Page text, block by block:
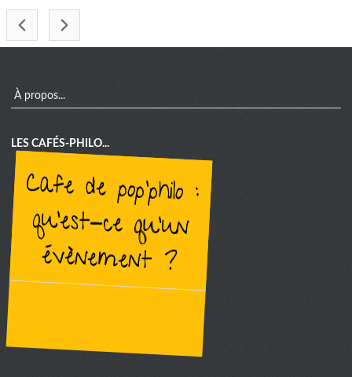
menu
À propos...
LES CAFÉS-PHILO...
cafe de pop'philo :
qu'est-ce qu'un
évènement ?